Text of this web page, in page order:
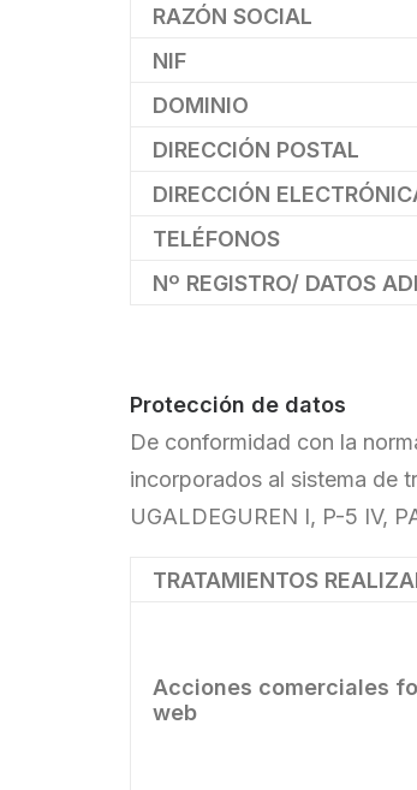
RAZÓN SOCIAL
NIF
DOMINIO
DIRECCIÓN POSTAL
DIRECCIÓN
TELÉFONOS
Nº REGISTRO/ DATOS
Protección de datos
De conformidad con la
incorporados al sistema de
UGALDEGUREN I, P-5 IV,
TRATAMIENTOS
Acciones comerciales
web